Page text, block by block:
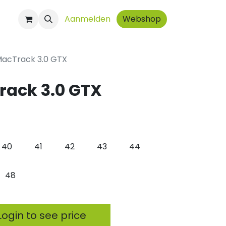
Aanmelden Webshop
3.0 GTX
3.0 GTX
40 41 42 43 44
48
to see price